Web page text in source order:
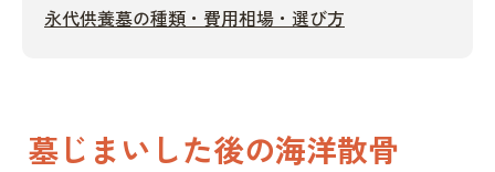
永代供養墓の種類・費用相場・選び方
墓じまいした後の海洋散骨